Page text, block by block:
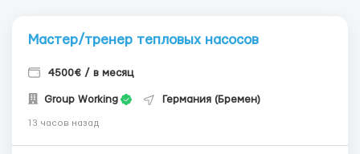
Мастер/тренер тепловых насосов
4500€ / в месяц
Group Working Германия (Бремен)
13 часов назад